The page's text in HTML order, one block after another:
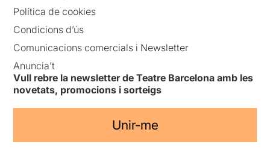
Política de cookies
Condicions d’ús
Comunicacions comercials i Newsletter
Anuncia’t
Vull rebre la newsletter de Teatre Barcelona amb les
novetats, promocions i sorteigs
Unir-me